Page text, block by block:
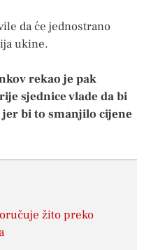
da će jednostrano
ukine.
rekao je pak
sjednice vlade da bi
bi to smanjilo cijene
žito preko